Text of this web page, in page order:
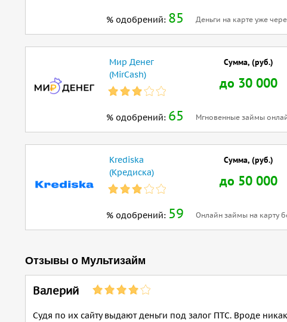
% одобрений: 85 Деньги на карте уже
Мир Денег
(MirCash)
% одобрений: 65
Сумма, (руб.)
до 30 000
Мгновенные займы
Krediska
(Кредиска)
% одобрений: 59
Сумма, (руб.)
до 50 000
Онлайн займы на карту
Отзывы о Мультизайм
Валерий
Судя по их сайту выдают деньги под залог ПТС. Вроде